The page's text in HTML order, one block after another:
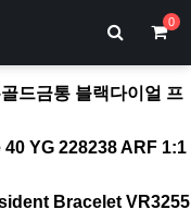
0
드금통 블랙다이얼 프
YG 228238 ARF 1:1
Bracelet VR3255